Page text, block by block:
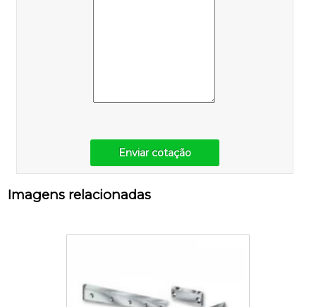
Enviar cotação
Imagens relacionadas